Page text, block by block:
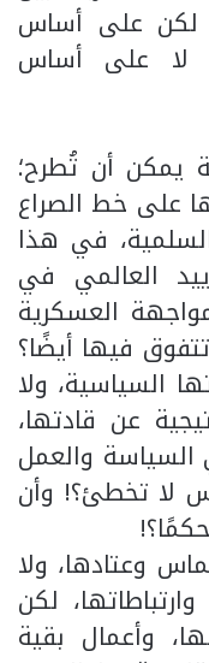
لكن على أساس
لا على أساس
يمكن أن تُطرح؛
على خط الصراع
في هذا
العالمي في
العسكرية
فيها أيضًا؟
السياسية، ولا
عن قادتها،
والعمل
لا تخطئ؟! وأن
وعتادها، ولا
لكن
وأعمال بقية